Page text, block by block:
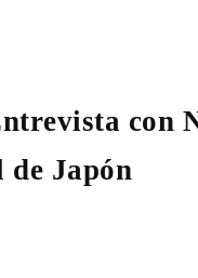
con
de Japón